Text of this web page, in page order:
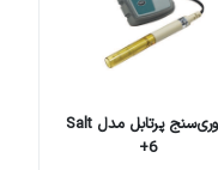
شوری‌سنج پرتابل مدل Salt
6+